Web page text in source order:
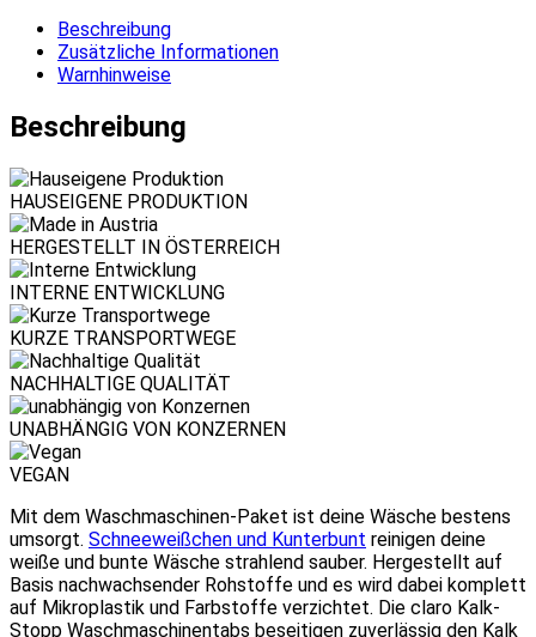
Beschreibung
Zusätzliche Informationen
Warnhinweise
Beschreibung
HAUSEIGENE PRODUKTION
HERGESTELLT IN ÖSTERREICH
INTERNE ENTWICKLUNG
KURZE TRANSPORTWEGE
NACHHALTIGE QUALITÄT
UNABHÄNGIG VON KONZERNEN
VEGAN
Mit dem Waschmaschinen-Paket ist deine Wäsche bestens
umsorgt. Schneeweißchen und Kunterbunt reinigen deine
weiße und bunte Wäsche strahlend sauber. Hergestellt auf
Basis nachwachsender Rohstoffe und es wird dabei komplett
auf Mikroplastik und Farbstoffe verzichtet. Die claro Kalk-
Stopp Waschmaschinentabs beseitigen zuverlässig den Kalk